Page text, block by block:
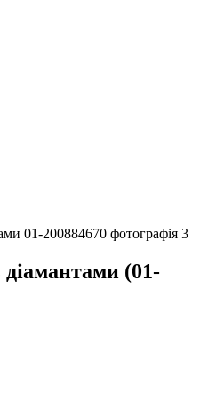
діамантами (01-